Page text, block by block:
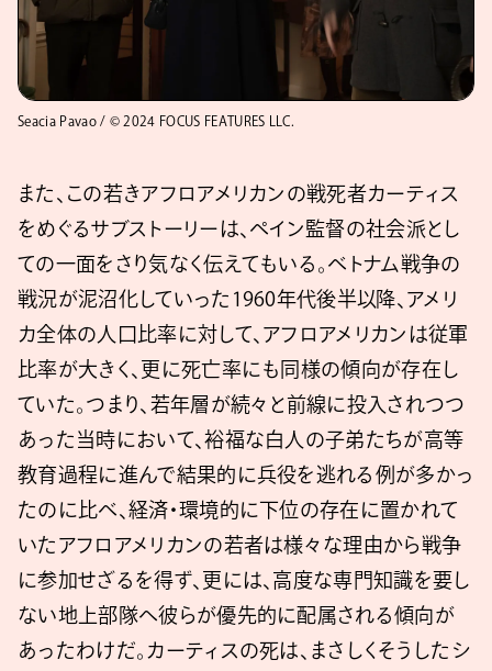
Seacia Pavao / © 2024 FOCUS FEATURES LLC.
また、この若きアフロアメリカンの戦死者カーティス
をめぐるサブストーリーは、ペイン監督の社会派とし
ての一面をさり気なく伝えてもいる。ベトナム戦争の
戦況が泥沼化していった1960年代後半以降、アメリ
カ全体の人口比率に対して、アフロアメリカンは従軍
比率が大きく、更に死亡率にも同様の傾向が存在し
ていた。つまり、若年層が続々と前線に投入されつつ
あった当時において、裕福な白人の子弟たちが高等
教育過程に進んで結果的に兵役を逃れる例が多かっ
たのに比べ、経済・環境的に下位の存在に置かれて
いたアフロアメリカンの若者は様々な理由から戦争
に参加せざるを得ず、更には、高度な専門知識を要し
ない地上部隊へ彼らが優先的に配属される傾向が
あったわけだ。カーティスの死は、まさしくそうしたシ